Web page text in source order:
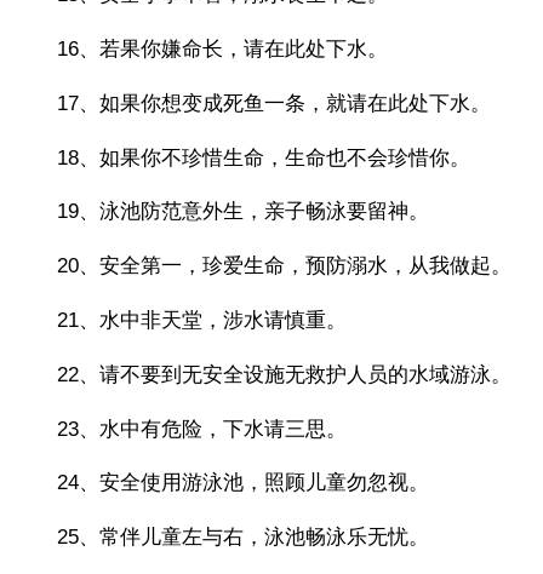
16、若果你嫌命长，请在此处下水。
17、如果你想变成死鱼一条，就请在此处下水。
18、如果你不珍惜生命，生命也不会珍惜你。
19、泳池防范意外生，亲子畅泳要留神。
20、安全第一，珍爱生命，预防溺水，从我做起。
21、水中非天堂，涉水请慎重。
22、请不要到无安全设施无救护人员的水域游泳。
23、水中有危险，下水请三思。
24、安全使用游泳池，照顾儿童勿忽视。
25、常伴儿童左与右，泳池畅泳乐无忧。